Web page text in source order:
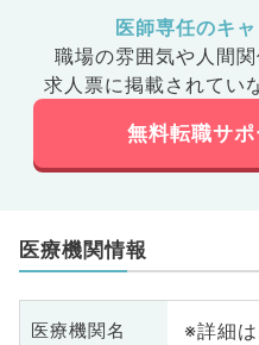
医師専任のキ
職場の雰囲気や人間関
求人票に掲載されてい
無料転職サ
医療機関情報
医療機関名 ※詳細